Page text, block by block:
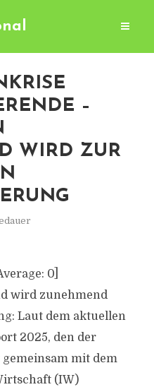
–
WIRD ZUR
0]
wird zunehmend
Laut dem aktuellen
2025, den der
mit dem
(IW)